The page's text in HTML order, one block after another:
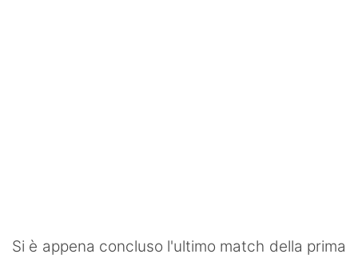
Si è appena concluso l'ultimo match della prima